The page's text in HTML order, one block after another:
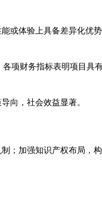
或体验上具备差异化优
项财务指标表明项目具
向，社会效益显著。
；加强知识产权布局，